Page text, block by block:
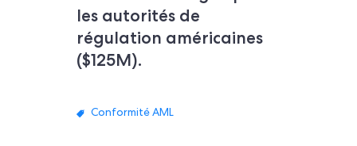
les autorités de
régulation américaines
($125M).
Conformité AML